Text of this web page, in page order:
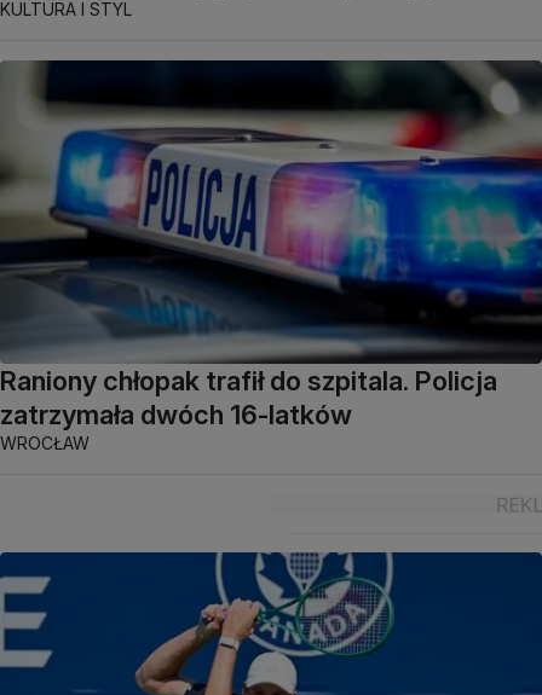
KULTURA I STYL
Raniony chłopak trafił do szpitala. Policja
zatrzymała dwóch 16-latków
WROCŁAW